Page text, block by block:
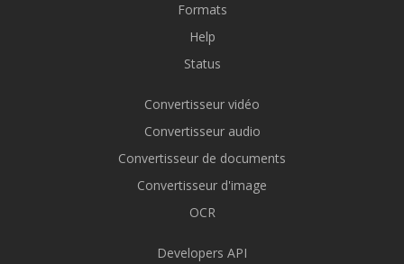
Formats
Help
Status
Convertisseur vidéo
Convertisseur audio
Convertisseur de documents
Convertisseur d'image
OCR
Developers API